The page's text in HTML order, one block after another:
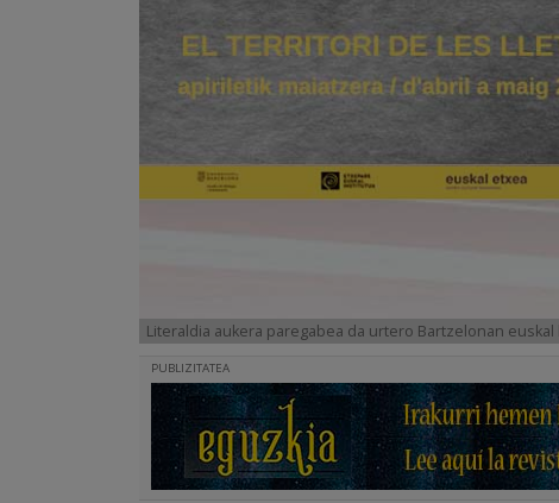
Literaldia aukera paregabea da urtero Bartzelonan
PUBLIZITATEA